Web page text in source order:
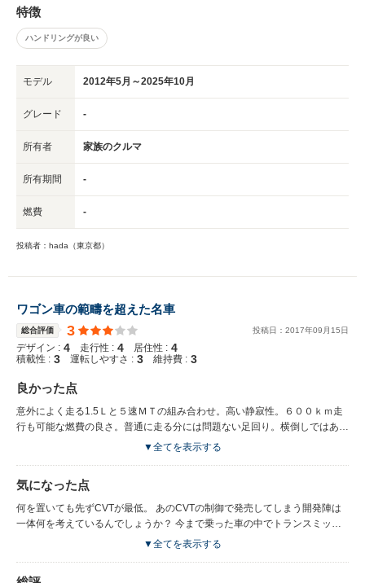
し、知人、会社の同僚には勧めたくないのが本音。
特徴
ハンドリングが良い
モデル 2012年5月～2025年10月
グレード -
所有者 家族のクルマ
所有期間 -
燃費 -
投稿者：hada（東京都）
ワゴン車の範疇を超えた名車
総合評価 3 投稿日： 2017年09 月 15日
デザイン : 4 走行性 : 4 居住性 : 4
積載性 : 3 運転しやすさ : 3 維持費 : 3
良かった点
意外によく走る1.5Ｌと５速ＭＴの組み合わせ。高い静寂性。６００ｋｍ走
行も可能な燃費の良さ。普通に走る分には問題ない足回り。横倒しではある
が、ママチャリが載せられるラゲージスペースの広さ。
▼全てを表示する
気になった点
何を置いても先ずCVTが最低。 あのCVTの制御で発売してしまう開発陣は
一体何を考えているんでしょうか？ 今まで乗った車の中でトランスミッシ
ョンの出来はダントツで最低。 加速するときにはブーンと大きなエンジン
▼全てを表示する